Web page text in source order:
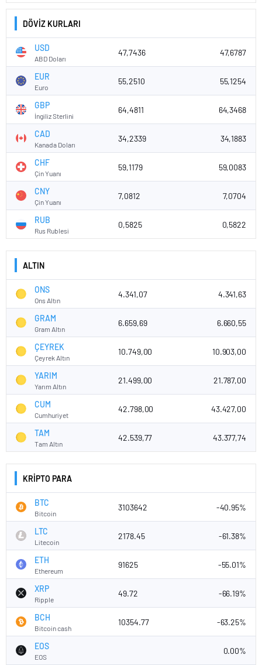
DÖVİZ KURLARI
USD
ABD Doları
47,7436 47,6787
EUR
Euro
55,2510 55,1254
GBP
İngiliz Sterlini
64,4811 64,3468
CAD
Kanada Doları
34,2339 34,1883
CHF
Çin Yuanı
59,1179 59,0083
CNY
Çin Yuanı
7,0812 7,0704
RUB
Rus Rublesi
0,5825 0,5822
ALTIN
ONS
Ons Altın
4.341,07 4.341,63
GRAM
Gram Altın
6.659,69 6.660,55
ÇEYREK
Çeyrek Altın
10.749,00 10.903,00
YARIM
Yarım Altın
21.499,00 21.787,00
CUM
Cumhuriyet
42.798,00 43.427,00
TAM
Tam Altın
42.539,77 43.377,74
KRİPTO PARA
BTC
Bitcoin
3103642 -40.95%
LTC
Litecoin
2178.45 -61.38%
ETH
Ethereum
91625 -55.01%
XRP
Ripple
49.72 -66.19%
BCH
Bitcoin cash
10354.77 -63.25%
EOS
EOS
0.00%